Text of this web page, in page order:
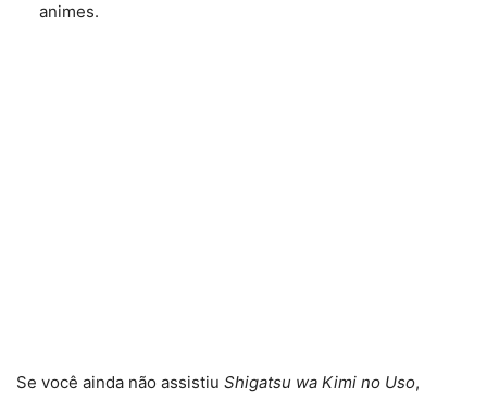
animes.
Se você ainda não assistiu Shigatsu wa Kimi no Uso,